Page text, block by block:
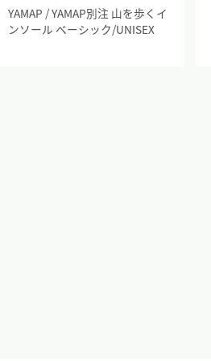
YAMAP / YAMAP別注 山を歩くイ
ンソール ベーシック/UNISEX